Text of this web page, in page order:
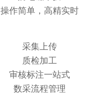
操作简单，高精实时
采集上传
质检加工
审核标注一站式
数采流程管理